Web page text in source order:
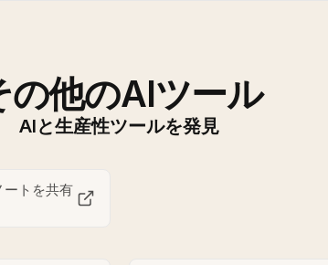
の他のAIツール
AIと生産性ツールを発見
トを共有